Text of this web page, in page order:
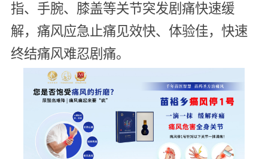
指、手腕、膝盖等关节突发剧痛快速缓
解，痛风应急止痛见效快、体验佳，快速
终结痛风难忍剧痛。